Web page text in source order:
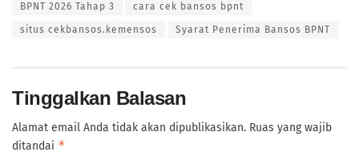
BPNT 2026 Tahap 3 cara cek bansos bpnt
situs cekbansos.kemensos Syarat Penerima Bansos BPNT
Tinggalkan Balasan
Alamat email Anda tidak akan dipublikasikan. Ruas yang wajib
ditandai *